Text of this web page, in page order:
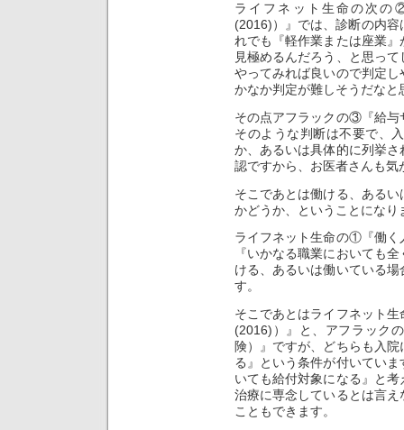
ライフネット生命の次の
(2016)）』では、診断の内
れでも『軽作業または座業
見極めるんだろう、と思っ
やってみれば良いので判定
かなか判定が難しそうだなと
その点アフラックの③『給与
そのような判断は不要で、
か、あるいは具体的に列挙
認ですから、お医者さんも気
そこであとは働ける、ある
かどうか、ということになり
ライフネット生命の①『働く
『いかなる職業においても
ける、あるいは働いている
す。
そこであとはライフネット
(2016)）』と、アフラック
険）』ですが、どちらも入
る』という条件が付いてい
いても給付対象になる』と
治療に専念しているとは言
こともできます。